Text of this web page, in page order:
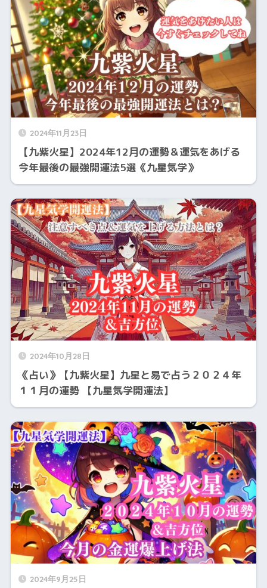
2024年11月23日
【九紫火星】2024年12月の運勢＆運気をあげる
今年最後の最強開運法5選《九星気学》
2024年10月28日
《占い》【九紫火星】九星と易で占う２０２４年
１１月の運勢 【九星気学開運法】
2024年9月25日